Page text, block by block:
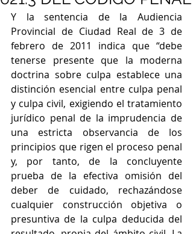
Y la sentencia de la Audiencia
Provincial de Ciudad Real de 3 de
febrero de 2011 indica que “debe
tenerse presente que la moderna
doctrina sobre culpa establece una
distinción esencial entre culpa penal
y culpa civil, exigiendo el tratamiento
jurídico penal de la imprudencia de
una estricta observancia de los
principios que rigen el proceso penal
y, por tanto, de la concluyente
prueba de la efectiva omisión del
deber de cuidado, rechazándose
cualquier construcción objetiva o
presuntiva de la culpa deducida del